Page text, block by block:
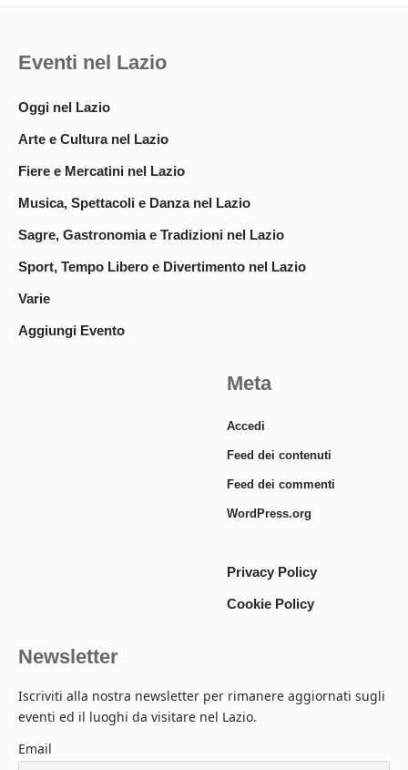
Eventi nel Lazio
Oggi nel Lazio
Arte e Cultura nel Lazio
Fiere e Mercatini nel Lazio
Musica, Spettacoli e Danza nel Lazio
Sagre, Gastronomia e Tradizioni nel Lazio
Sport, Tempo Libero e Divertimento nel Lazio
Varie
Aggiungi Evento
Meta
Accedi
Feed dei contenuti
Feed dei commenti
WordPress.org
Privacy Policy
Cookie Policy
Newsletter
Iscriviti alla nostra newsletter per rimanere aggiornati sugli
eventi ed il luoghi da visitare nel Lazio.
Email